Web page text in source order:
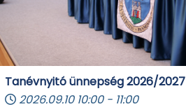
Tanévnyitó ünnepség 2026/2027
2026.09.10 10:00 - 11:00